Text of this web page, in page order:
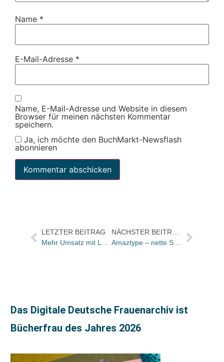
Name *
E-Mail-Adresse *
Name, E-Mail-Adresse und Website in diesem
Browser für meinen nächsten Kommentar
speichern.
Ja, ich möchte den BuchMarkt-Newsflash
abonnieren
LETZTER BEITRAG
Das Digitale Deutsche Frauenarchiv ist
Bücherfrau des Jahres 2026